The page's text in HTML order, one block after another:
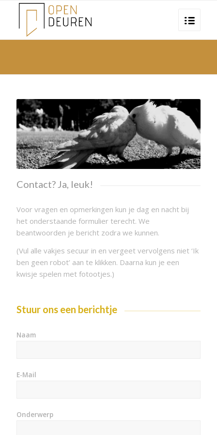
Contact? Ja, leuk!
Voor vragen en opmerkingen kun je dag en nacht bij
het onderstaande formulier terecht. We
beantwoorden je bericht zodra we kunnen.
(Vul alle vakjes secuur in en vergeet vervolgens niet ‘Ik
ben geen robot’ aan te klikken. Daarna kun je een
kwisje spelen met fotootjes.)
Stuur ons een berichtje
Naam
E-Mail
Onderwerp